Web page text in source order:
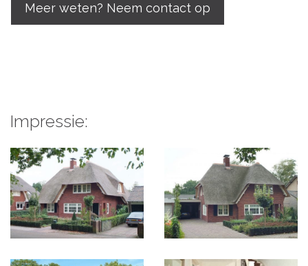
Meer weten? Neem contact op
Impressie: